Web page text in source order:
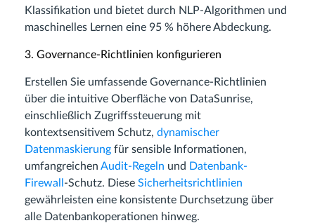
Klassifikation und bietet durch NLP-Algorithmen und
maschinelles Lernen eine 95 % höhere Abdeckung.
3. Governance-Richtlinien konfigurieren
Erstellen Sie umfassende Governance-Richtlinien
über die intuitive Oberfläche von DataSunrise,
einschließlich Zugriffssteuerung mit
kontextsensitivem Schutz, dynamischer
Datenmaskierung für sensible Informationen,
umfangreichen Audit-Regeln und Datenbank-
Firewall -Schutz. Diese Sicherheitsrichtlinien
gewährleisten eine konsistente Durchsetzung über
alle Datenbankoperationen hinweg.